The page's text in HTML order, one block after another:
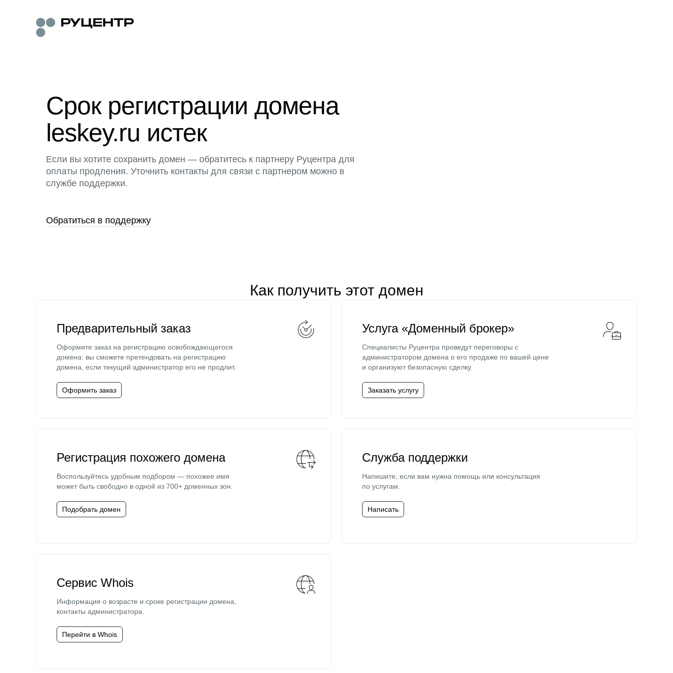
Срок регистрации домена
leskey.ru истек
Если вы хотите сохранить домен — обратитесь к партнеру Руцентра для
оплаты продления. Уточнить контакты для связи с партнером можно в
службе поддержки.
Обратиться в поддержку
Как получить этот домен
Предварительный заказ
Оформите заказ на регистрацию освобождающегося
домена: вы сможете претендовать на регистрацию
домена, если текущий администратор его не продлит.
Оформить заказ
Услуга «Доменный брокер»
Специалисты Руцентра проведут переговоры с
администратором домена о его продаже по вашей цене
и организуют безопасную сделку.
Заказать услугу
Регистрация похожего домена
Воспользуйтесь удобным подбором — похожее имя
может быть свободно в одной из 700+ доменных зон.
Подобрать домен
Служба поддержки
Напишите, если вам нужна помощь или консультация
по услугам.
Написать
Сервис Whois
Информация о возрасте и сроке регистрации домена,
контакты администратора.
Перейти в Whois